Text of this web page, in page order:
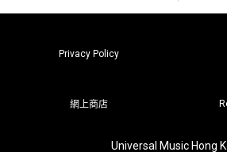
Privacy Policy
網上商店
Universal Music Hong